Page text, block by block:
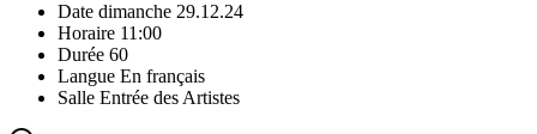
Date dimanche 29.12.24
Horaire 11:00
Durée 60
Langue En français
Salle Entrée des Artistes